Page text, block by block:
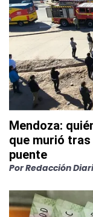
Mendoza:
que murió
puente
PorRedacción